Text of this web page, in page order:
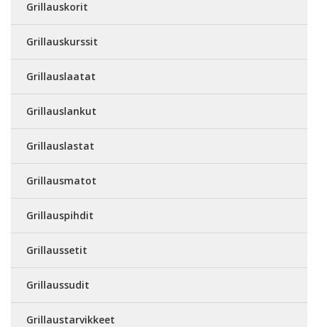
Grillauskorit
Grillauskurssit
Grillauslaatat
Grillauslankut
Grillauslastat
Grillausmatot
Grillauspihdit
Grillaussetit
Grillaussudit
Grillaustarvikkeet